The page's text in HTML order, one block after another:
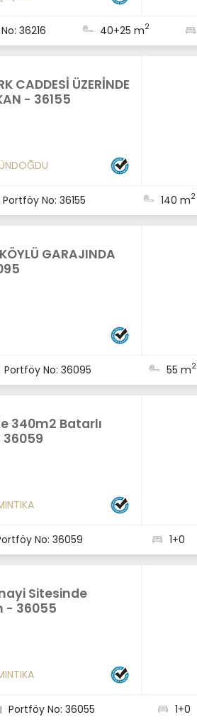
36216 40+25 m2
CADDESİ ÜZERİNDE
- 36155
Portföy No: 36155 140 m2
GARAJINDA
Portföy No: 36095 55 m2
340m2 Batarlı
36059
No: 36059 1+0
Sitesinde
- 36055
Portföy No: 36055 1+0